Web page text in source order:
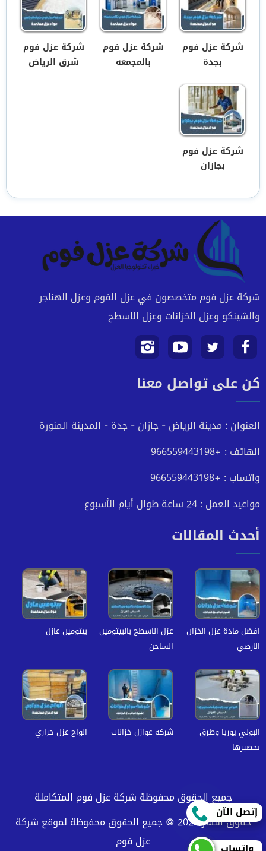
شركة عزل فوم
بجدة
شركة عزل فوم
بالمجمعه
شركة عزل فوم
شرق الرياض
شركة عزل فوم
بجازان
شركة عزل فوم متخصصون في عزل الفوم وعزل الهناجر
والشينكو وعزل الخزانات وعزل الاسطح
تابعنا
على
تابعنا
على
تابعنا
على
تابعنا
علىكن على تواصل معنا
العنوان : مدينة الرياض - جازان - جدة - المدينة المنورة
الهاتف : +966559443198
واتساب : +966559443198
مواعيد العمل : 24 ساعة طوال أيام الأسبوع
أحدث المقالات
افضل مادة عزل الخزان
الارضي
عزل الاسطح بالبيتومين
الساخن
بيتومين عازل
البولي يوريا وطرق
تحضيرها
شركة عوازل خزانات الواح عزل حراري
جميع الحقوق محفوظة شركة عزل فوم المتكاملة
حقوق النشر 2026 © جميع الحقوق محفوظة لموقع شركة
عزل فوم
إتصل الآن